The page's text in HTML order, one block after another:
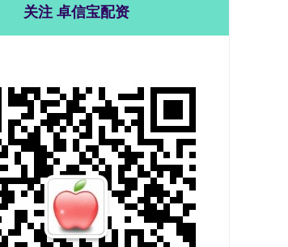
关注 卓信宝配资